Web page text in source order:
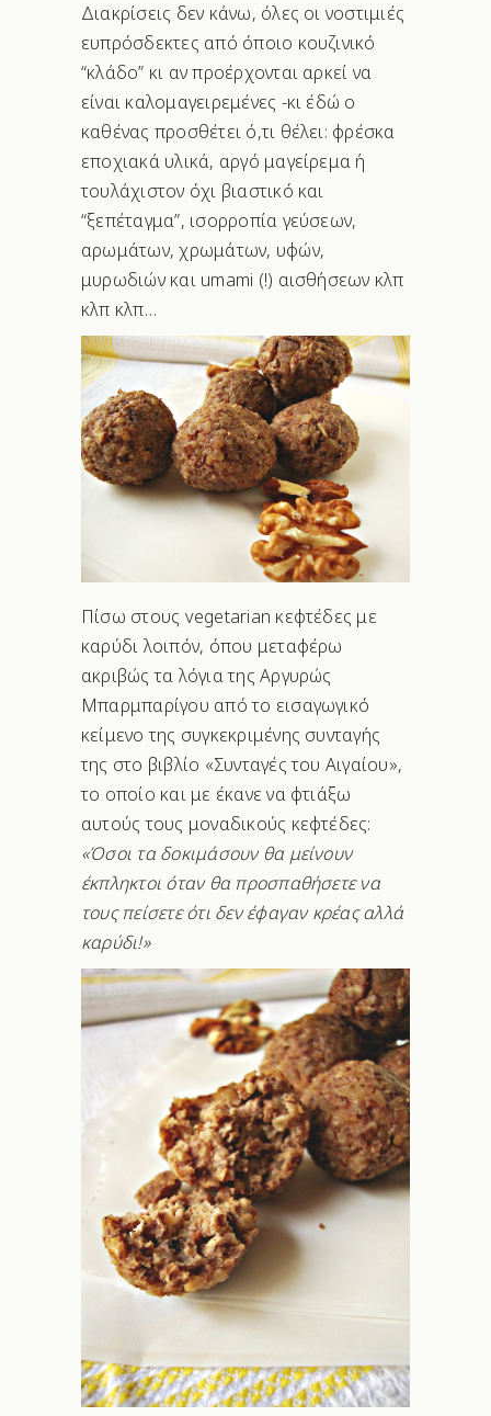
Διακρίσεις δεν κάνω, όλες οι νοστιμιές
ευπρόσδεκτες από όποιο κουζινικό
“κλάδο” κι αν προέρχονται αρκεί να
είναι καλομαγειρεμένες -κι έδώ ο
καθένας προσθέτει ό,τι θέλει: φρέσκα
εποχιακά υλικά, αργό μαγείρεμα ή
τουλάχιστον όχι βιαστικό και
“ξεπέταγμα”, ισορροπία γεύσεων,
αρωμάτων, χρωμάτων, υφών,
μυρωδιών και umami (!) αισθήσεων κλπ
κλπ κλπ…
Πίσω στους vegetarian κεφτέδες με
καρύδι λοιπόν, όπου μεταφέρω
ακριβώς τα λόγια της Αργυρώς
Μπαρμπαρίγου από το εισαγωγικό
κείμενο της συγκεκριμένης συνταγής
της στο βιβλίο «Συνταγές του Αιγαίου»,
το οποίο και με έκανε να φτιάξω
αυτούς τους μοναδικούς κεφτέδες:
«Όσοι τα δοκιμάσουν θα μείνουν
έκπληκτοι όταν θα προσπαθήσετε να
τους πείσετε ότι δεν έφαγαν κρέας αλλά
καρύδι!»